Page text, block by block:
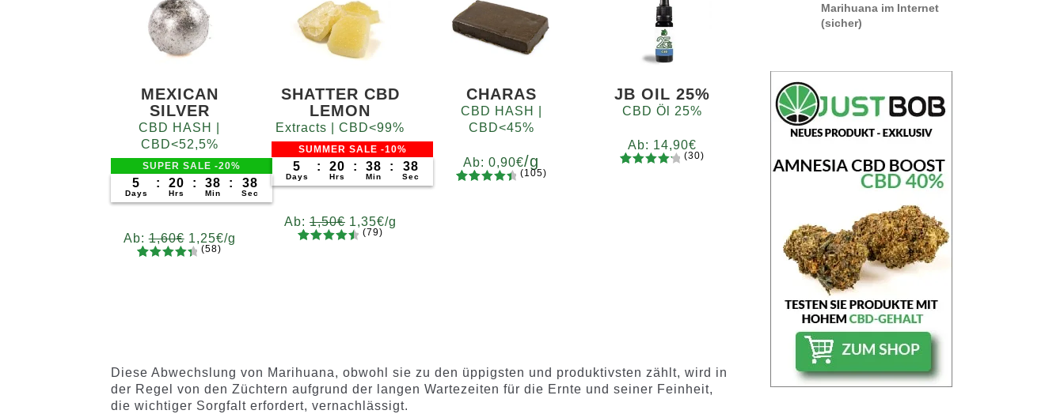
MEXICAN
SILVER
CBD HASH |
CBD<52,5%
SUPER SALE -20%
5
Days
: 20
Hrs
: 38
Min
: 36
Sec
Ab:1,60€ 1,25€/g
ewertung
en
(58)
SHATTER CBD
LEMON
Extracts | CBD<99%
SUMMER SALE -10%
5
Days
: 20
Hrs
: 38
Min
: 36
Sec
Ab: 1,50€ 1,35€/g
en
(79)
CHARAS
CBD HASH |
CBD<45%
Ab:0,90€/g
(105)
JB OIL 25%
CBD Öl 25%
Ab: 14,90€
(30)
Diese Abwechslung von Marihuana, obwohl sie zu den üppigsten und produktivsten zählt, wird in
der Regel von den Züchtern aufgrund der langen Wartezeiten für die Ernte und seiner Feinheit,
die wichtiger Sorgfalt erfordert, vernachlässigt.
Marihuana im Internet
(sicher)